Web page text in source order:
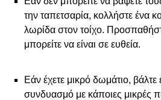
την ταπετσαρία, κολλήστε ένα
λωρίδα στον τοίχο.
μπορείτε να είναι σε ευθεία.
Εάν έχετε μικρό δωμάτιο,
συνδυασμό με κάποιες μικρές